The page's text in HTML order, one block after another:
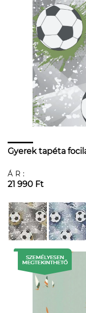
Gyerek tapéta
ÁR:
21 990 Ft